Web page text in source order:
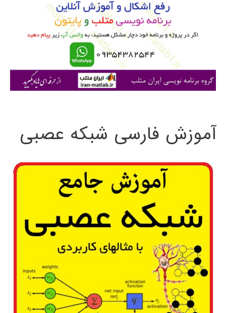
ی
آموزش فارسی شبکه عصبی